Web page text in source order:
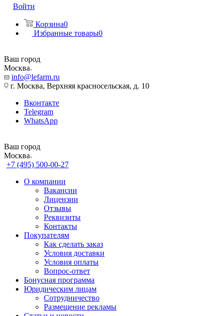
Войти
Корзина0
Избранные товары0
Ваш город
Москва
info@lefarm.ru
г. Москва, Верхняя красносельская, д. 10
Вконтакте
Telegram
WhatsApp
Ваш город
Москва
+7 (495) 500-00-27
О компании
Вакансии
Лицензии
Отзывы
Реквизиты
Контакты
Покупателям
Как сделать заказ
Условия доставки
Условия оплаты
Вопрос-ответ
Бонусная программа
Юридическим лицам
Сотрудничество
Размещение рекламы